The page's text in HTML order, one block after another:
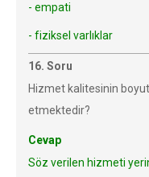
- empati
- fiziksel varlıklar
16. Soru
Hizmet kalitesinin
etmektedir?
Cevap
Söz verilen hizmeti